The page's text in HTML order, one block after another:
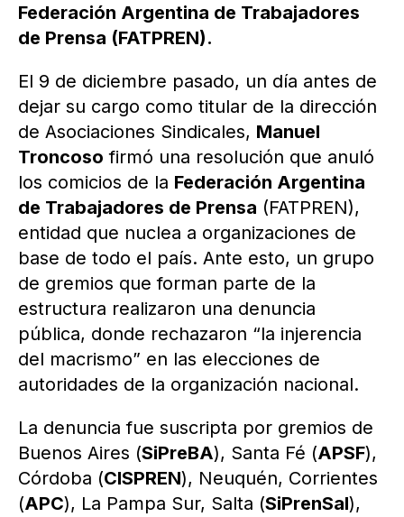
Federación Argentina de Trabajadores
de Prensa (FATPREN).
El 9 de diciembre pasado, un día antes de
dejar su cargo como titular de la dirección
de Asociaciones Sindicales, Manuel
Troncoso firmó una resolución que anuló
los comicios de la Federación Argentina
de Trabajadores de Prensa (FATPREN),
entidad que nuclea a organizaciones de
base de todo el país. Ante esto, un grupo
de gremios que forman parte de la
estructura realizaron una denuncia
pública, donde rechazaron “la injerencia
del macrismo” en las elecciones de
autoridades de la organización nacional.
La denuncia fue suscripta por gremios de
Buenos Aires (SiPreBA), Santa Fé (APSF),
Córdoba (CISPREN), Neuquén, Corrientes
(APC), La Pampa Sur, Salta (SiPrenSal),